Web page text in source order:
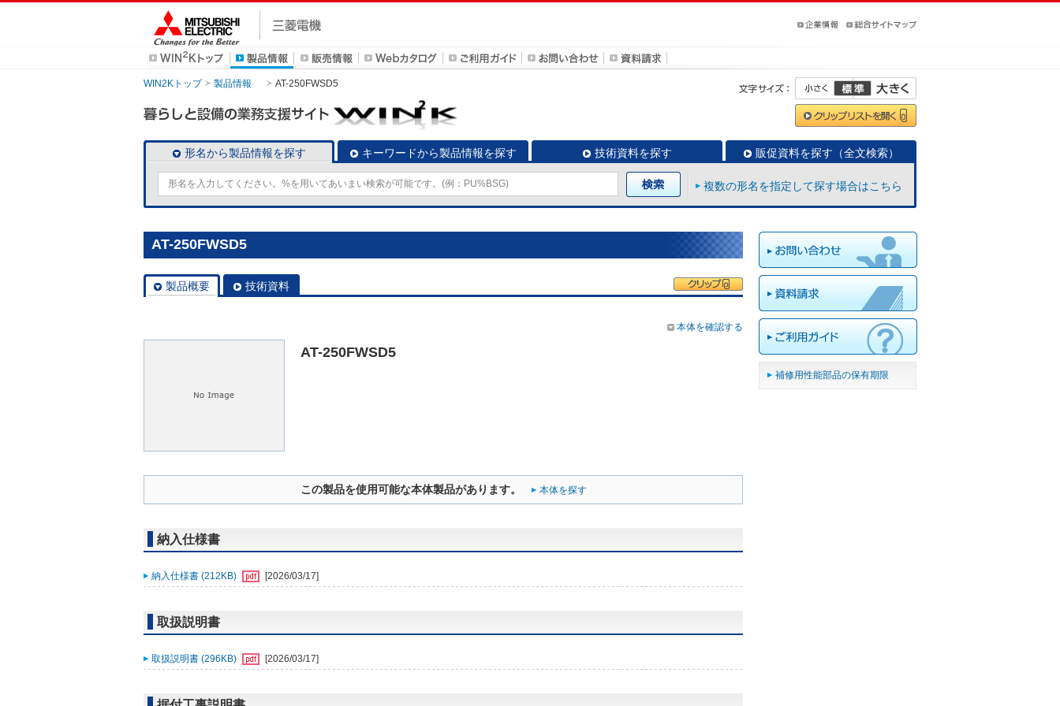
WIN2Kトップ 製品情報 AT-250FWSD5
形名から製品情報を探す キーワードから製品情報を探す 技術資料を探す 販促資料を探す（全文検索）
複数の形名を指定して探す場合はこちら
AT-250FWSD5
製品概要 技術資料
本体を確認する
AT-250FWSD5
この製品を使用可能な本体製品があります。 本体を探す
納入仕様書
納入仕様書 (212KB) [2026/03/17]
取扱説明書
取扱説明書 (296KB) [2026/03/17]
補修用性能部品の保有期限